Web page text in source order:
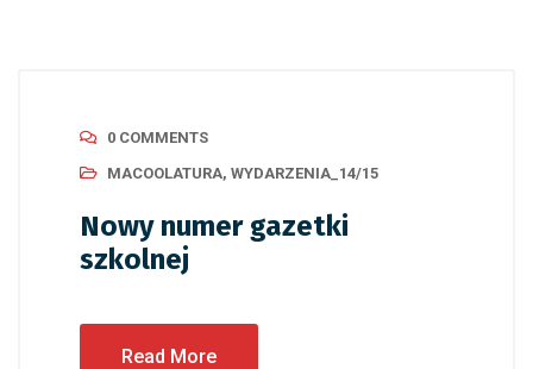
0 COMMENTS
MACOOLATURA, WYDARZENIA_14/15
Nowy numer gazetki
szkolnej
Read More